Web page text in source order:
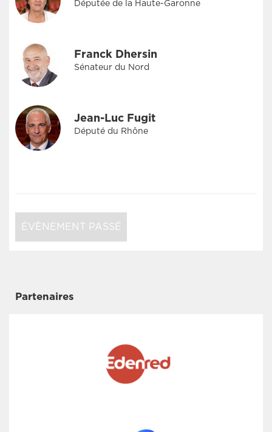
Députée de la Haute-Garonne
Franck Dhersin
Sénateur du Nord
Jean-Luc Fugit
Député du Rhône
ÉVÈNEMENT PASSÉ
Partenaires